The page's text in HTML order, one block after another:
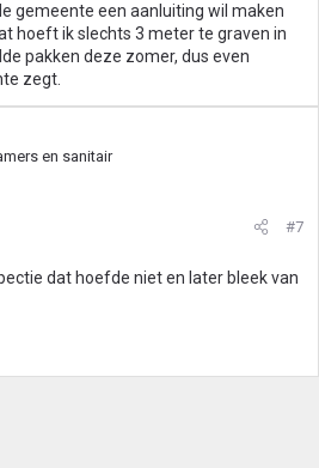
gemeente een aanluiting wil maken
hoeft ik slechts 3 meter te graven in
pakken deze zomer, dus even
zegt.
en sanitair
#7
dat hoefde niet en later bleek van